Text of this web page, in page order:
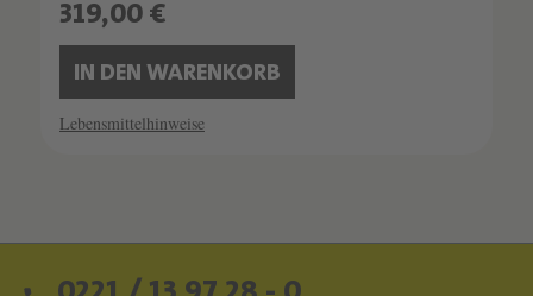
319,00 €
IN DEN WARENKORB
Lebensmittelhinweise